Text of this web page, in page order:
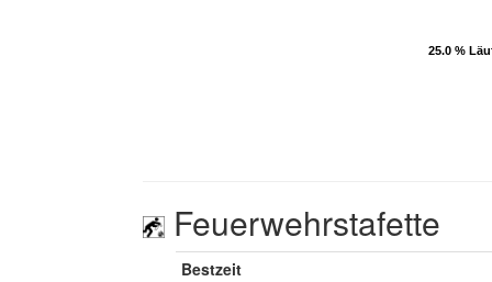
25.0 %
25.0 %
Feuerwehrstafette
Bestzeit